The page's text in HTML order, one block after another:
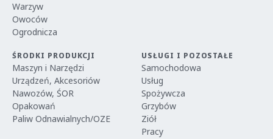
Warzyw
Owoców
Ogrodnicza
ŚRODKI PRODUKCJI
Maszyn i Narzędzi
Urządzeń, Akcesoriów
Nawozów, ŚOR
Opakowań
Paliw Odnawialnych/OZE
USŁUGI I POZOSTAŁE
Samochodowa
Usług
Spożywcza
Grzybów
Ziół
Pracy